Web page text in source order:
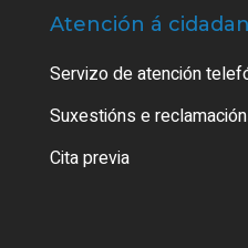
Atención á
Servizo de atención
Suxestións e
Cita previa